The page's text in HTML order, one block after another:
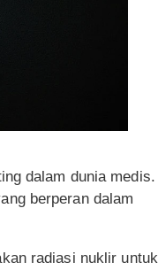
dalam dunia medis.
berperan dalam
radiasi nuklir untuk